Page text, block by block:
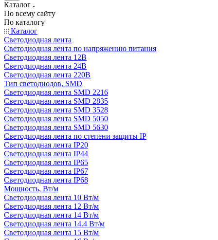
Каталог
По всему сайту
По каталогу
Каталог
Светодиодная лента
Светодиодная лента по напряжению питания
Светодиодная лента 12В
Светодиодная лента 24В
Светодиодная лента 220В
Тип светодиодов, SMD
Cветодиодная лента SMD 2216
Светодиодная лента SMD 2835
Светодиодная лента SMD 3528
Светодиодная лента SMD 5050
Светодиодная лента SMD 5630
Светодиодная лента по степени защиты IP
Светодиодная лента IP20
Светодиодная лента IP44
Светодиодная лента IP65
Светодиодная лента IP67
Светодиодная лента IP68
Мощность, Вт/м
Светодиодная лента 10 Вт/м
Светодиодная лента 12 Вт/м
Светодиодная лента 14 Вт/м
Светодиодная лента 14.4 Вт/м
Светодиодная лента 15 Вт/м